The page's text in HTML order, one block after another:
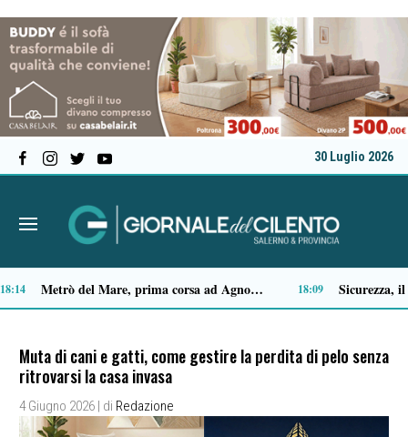
30 Luglio 2026
apre l’11ª edizione 14:35 Capaccio Paestum spazio di legalità: oltre 43 ettari di beni confiscati destinati a progetti sociali 14:14
Muta di cani e gatti, come gestire la perdita di pelo senza
ritrovarsi la casa invasa
4 Giugno 2026 | di Redazione